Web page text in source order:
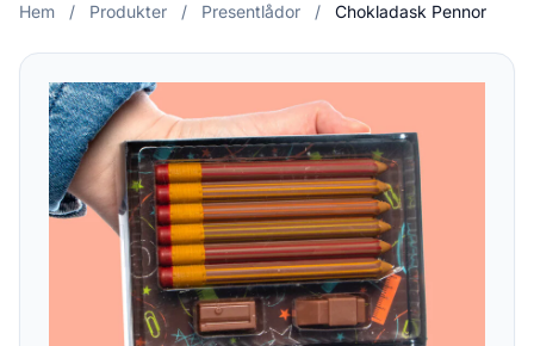
Hem / Produkter / Presentlådor / Chokladask Pennor